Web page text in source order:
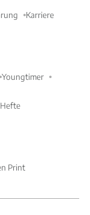
Karriere
Youngtimer
Print